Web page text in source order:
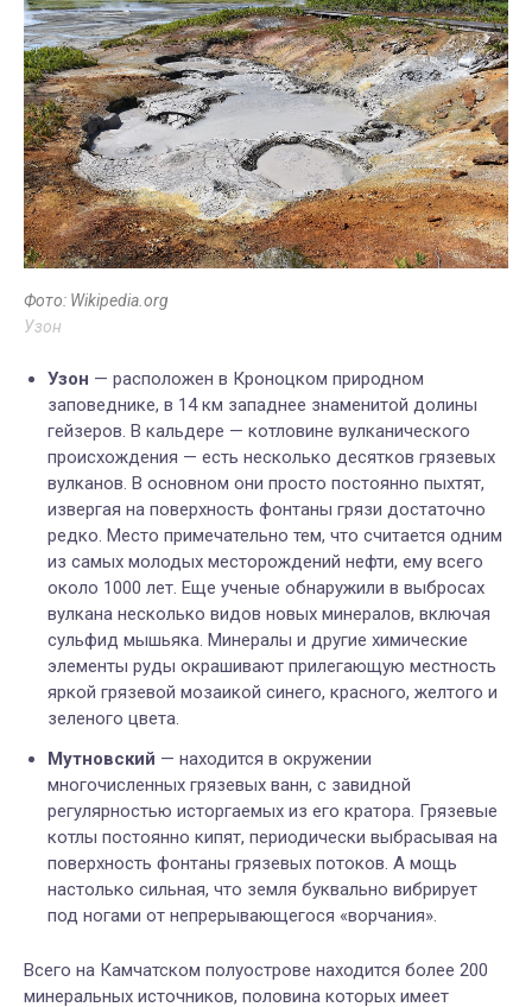
Фото: Wikipedia.org
Узон
Узон — расположен в Кроноцком природном
заповеднике, в 14 км западнее знаменитой долины
гейзеров. В кальдере — котловине вулканического
происхождения — есть несколько десятков грязевых
вулканов. В основном они просто постоянно пыхтят,
извергая на поверхность фонтаны грязи достаточно
редко. Место примечательно тем, что считается одним
из самых молодых месторождений нефти, ему всего
около 1000 лет. Еще ученые обнаружили в выбросах
вулкана несколько видов новых минералов, включая
сульфид мышьяка. Минералы и другие химические
элементы руды окрашивают прилегающую местность
яркой грязевой мозаикой синего, красного, желтого и
зеленого цвета.
Мутновский — находится в окружении
многочисленных грязевых ванн, с завидной
регулярностью исторгаемых из его кратора. Грязевые
котлы постоянно кипят, периодически выбрасывая на
поверхность фонтаны грязевых потоков. А мощь
настолько сильная, что земля буквально вибрирует
под ногами от непрерывающегося «ворчания».
Всего на Камчатском полуострове находится более 200
минеральных источников, половина которых имеет